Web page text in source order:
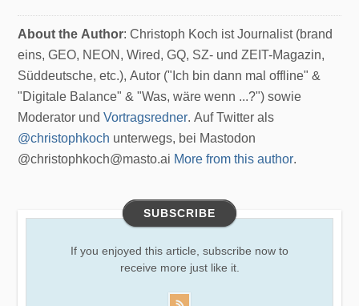
About the Author: Christoph Koch ist Journalist (brand
eins, GEO, NEON, Wired, GQ, SZ- und ZEIT-Magazin,
Süddeutsche, etc.), Autor ("Ich bin dann mal offline" &
"Digitale Balance" & "Was, wäre wenn ...?") sowie
Moderator undVortragsredner. Auf Twitter als
@christophkoch unterwegs, bei Mastodon
@christophkoch@masto.ai More from this author.
SUBSCRIBE
If you enjoyed this article, subscribe now to
receive more just like it.